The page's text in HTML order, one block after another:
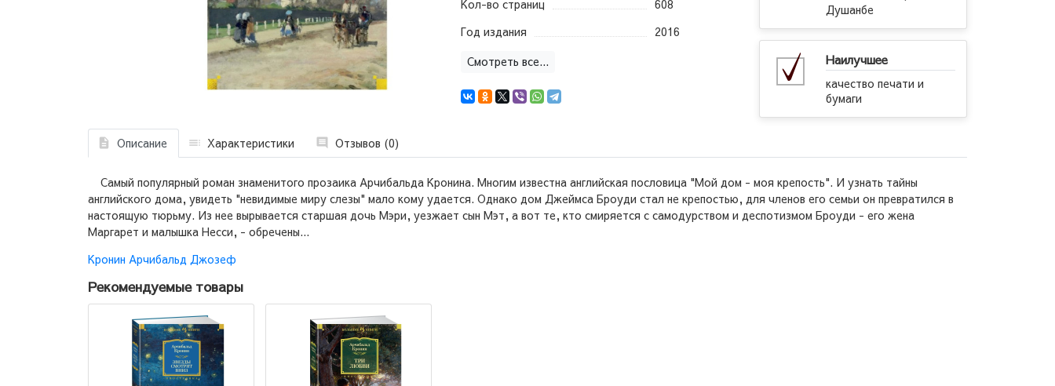
Душанбе
Наилучшее
качество печати и
бумаги
Кол-во страниц
608
Год издания
2016
Смотреть все...
Описание Характеристики Отзывов (0)
Самый популярный роман знаменитого прозаика Арчибальда Кронина. Многим известна английская пословица "Мой дом - моя крепость". И узнать тайны
английского дома, увидеть "невидимые миру слезы" мало кому удается. Однако дом Джеймса Броуди стал не крепостью, для членов его семьи он превратился в
настоящую тюрьму. Из нее вырывается старшая дочь Мэри, уезжает сын Мэт, а вот те, кто смиряется с самодурством и деспотизмом Броуди - его жена
Маргарет и малышка Несси, - обречены...
Кронин Арчибальд Джозеф
Рекомендуемые товары